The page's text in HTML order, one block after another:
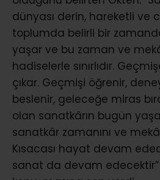
dünyası derin, hareketli ve
toplumda belirli bir
yaşar ve bu zaman ve
hadiselerle sınırlıdır.
çıkar. Geçmişi öğrenir,
beslenir, geleceğe miras
olan sanatkârın bugün
sanatkâr zamanını ve
Kısacası hayat devam
sanat da devam